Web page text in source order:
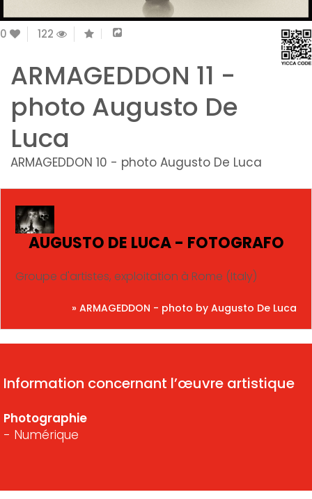
0 122
ARMAGEDDON 11 -
photo Augusto De
Luca
ARMAGEDDON 10 - photo Augusto De Luca
AUGUSTO DE LUCA - FOTOGRAFO
Groupe d'artistes, exploitation à Rome (Italy)
» ARMAGEDDON - photo by Augusto De Luca
Information concernant l’œuvre artistique
Photographie
- Numérique